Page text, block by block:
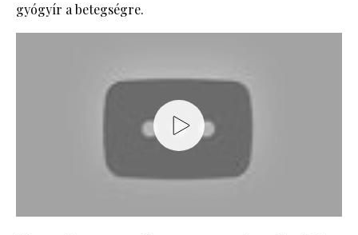
gyógyír a betegségre.